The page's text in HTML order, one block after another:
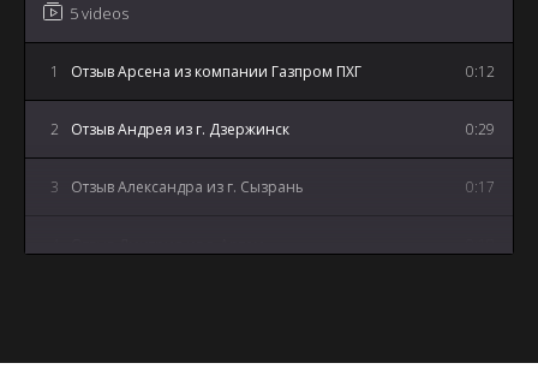
5 videos
1 Отзыв Арсена из компании Газпром ПХГ 0:12
2 Отзыв Андрея из г. Дзержинск 0:29
3 Отзыв Александра из г. Сызрань 0:17